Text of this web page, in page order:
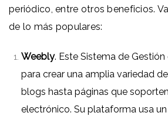
periódico, entre otros beneficios.
de lo más populares:
Weebly. Este Sistema de
para crear una amplia variedad
blogs hasta páginas que
electrónico. Su plataforma usa